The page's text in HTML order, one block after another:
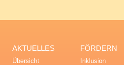
AKTUELLES
Übersicht
FÖRDERN
Inklusion